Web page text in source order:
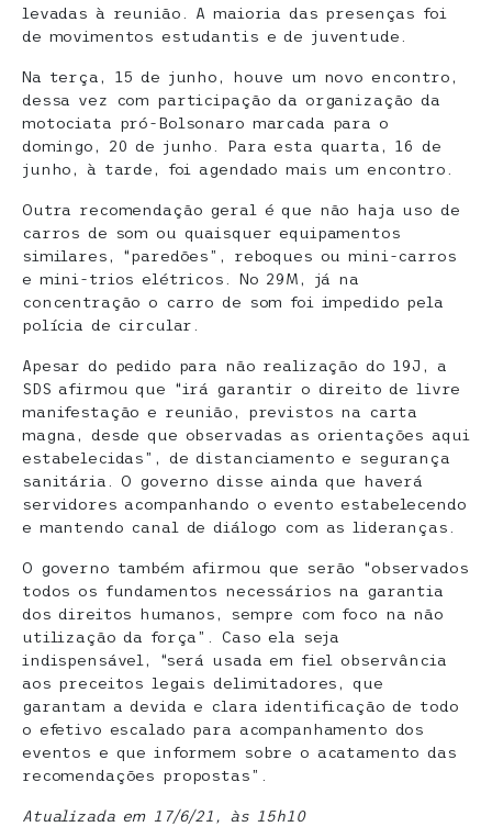
levadas à reunião. A maioria das presenças foi
de movimentos estudantis e de juventude.
Na terça, 15 de junho, houve um novo encontro,
dessa vez com participação da organização da
motociata pró-Bolsonaro marcada para o
domingo, 20 de junho. Para esta quarta, 16 de
junho, à tarde, foi agendado mais um encontro.
Outra recomendação geral é que não haja uso de
carros de som ou quaisquer equipamentos
similares, “paredões”, reboques ou mini-carros
e mini-trios elétricos. No 29M, já na
concentração o carro de som foi impedido pela
polícia de circular.
Apesar do pedido para não realização do 19J, a
SDS afirmou que “irá garantir o direito de livre
manifestação e reunião, previstos na carta
magna, desde que observadas as orientações aqui
estabelecidas”, de distanciamento e segurança
sanitária. O governo disse ainda que haverá
servidores acompanhando o evento estabelecendo
e mantendo canal de diálogo com as lideranças.
O governo também afirmou que serão “observados
todos os fundamentos necessários na garantia
dos direitos humanos, sempre com foco na não
utilização da força”. Caso ela seja
indispensável, “será usada em fiel observância
aos preceitos legais delimitadores, que
garantam a devida e clara identificação de todo
o efetivo escalado para acompanhamento dos
eventos e que informem sobre o acatamento das
recomendações propostas”.
Atualizada em 17/6/21, às 15h10